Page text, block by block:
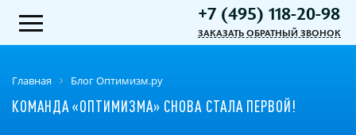
+7 (495) 118-20-98
ЗАКАЗАТЬ ОБРАТНЫЙ ЗВОНОК
Главная Блог Оптимизм.ру
КОМАНДА «ОПТИМИЗМА» СНОВА СТАЛА ПЕРВОЙ!